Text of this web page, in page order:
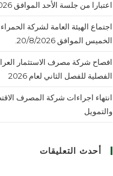
اعتبارا من جلسة الأحد الموافق 09/8/2026
اجتماع الهيئة العامة لشركة
الخميس الموافق 20/8/2026.
افصاح شركة مصرف الاستثمار
الفصلية للفصل الثاني لعام 2026
انتهاء اجراءات شركة المصرف
والتمويل
أحدث التعليقات